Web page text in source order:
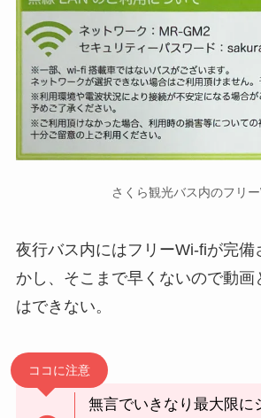
さくら観光バス内のフリ
夜行バス内にはフリーWi-fiが完備
かし、そこまで早くないので動画
はできない。
ココに注意
無言でいきなり最大限に